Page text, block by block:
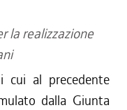
la realizzazione
cui al precedente
dalla Giunta